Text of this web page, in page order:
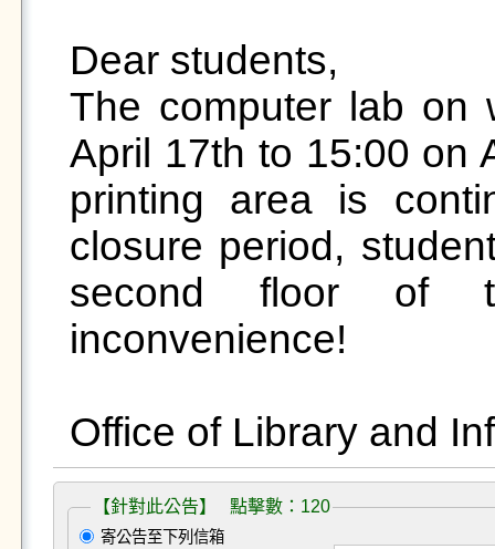
Dear students,
The computer lab on
April 17th to 15:00 on
printing area is
closure period,
second floor of
inconvenience!
【針對此公告】 點擊數：120
寄公告至下列信箱